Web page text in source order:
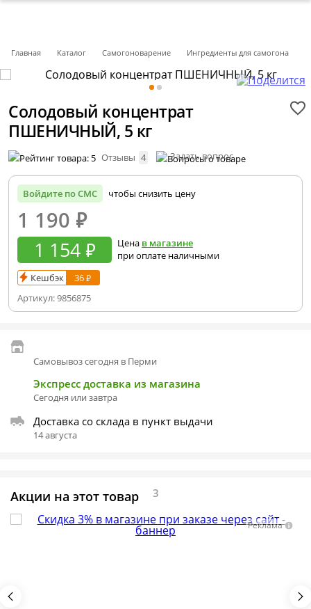
Главная Каталог Самогоноварение Ингредиенты для самогона
Солодовый концентрат
ПШЕНИЧНЫЙ, 5 кг
Отзывы 4 Задать вопрос
Войдите по СМС чтобы снизить цену
1 190 ₽
1 154 ₽ Цена в магазине
при оплате наличными
Кешбэк
36 ₽
Артикул:9856875
Самовывоз сегодня в Перми
Экспресс доставка из магазина
Сегодня или завтра
Доставка со склада в пункт выдачи
14 августа
Акции на этот товар 3
Реклама